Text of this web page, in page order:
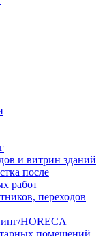
и витрин зданий
после
работ
переходов
HORECA
помещений,